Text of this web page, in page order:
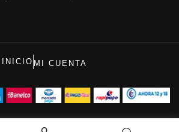
INICIO MI CUENTA